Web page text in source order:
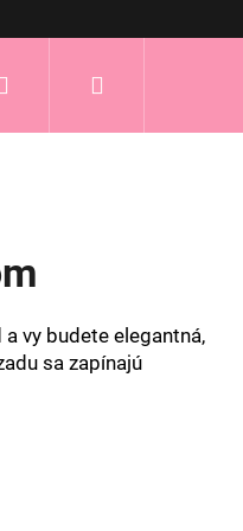
Prihlásenie
vy budete elegantná,
sa zapínajú